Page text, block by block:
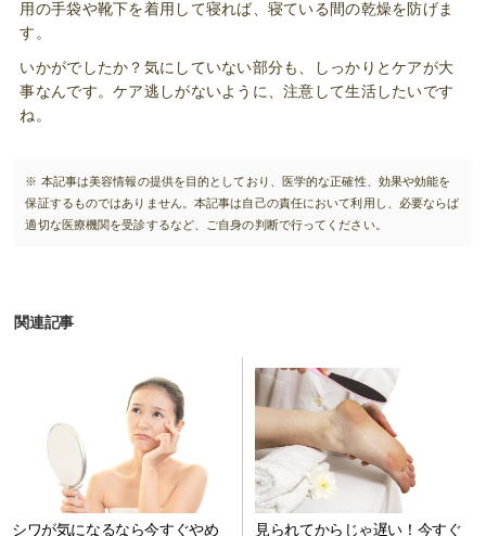
用の手袋や靴下を着用して寝れば、寝ている間の乾燥を防げま
す。
いかがでしたか？気にしていない部分も、しっかりとケアが大
事なんです。ケア逃しがないように、注意して生活したいです
ね。
※ 本記事は美容情報の提供を目的としており、医学的な正確性、効果や効能を
保証するものではありません。本記事は自己の責任において利用し、必要ならば
適切な医療機関を受診するなど、ご自身の判断で行ってください。
関連記事
シワが気になるなら今すぐやめ 見られてからじゃ遅い！今すぐ